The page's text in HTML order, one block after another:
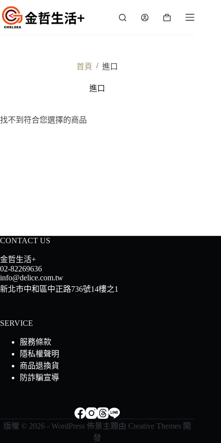
跳
至
主
購
首頁 / 進口
進口
找不到符合您選擇的商品
CONTACT US
金哲生活+
02-82269636
info@delice.com.tw
新北市中和區中正路736號14樓之1
SERVICE
服務條款
隱私權聲明
商品退換貨
防詐騙宣導
版權 © 2026 - WordPress 佈景主題由 Creative Themes 開
發